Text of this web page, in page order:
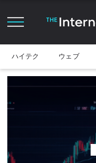
ハイテク ウェブ